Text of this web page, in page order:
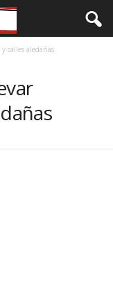
calles aledañas